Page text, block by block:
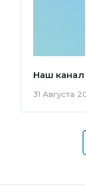
Наш
31 Августа